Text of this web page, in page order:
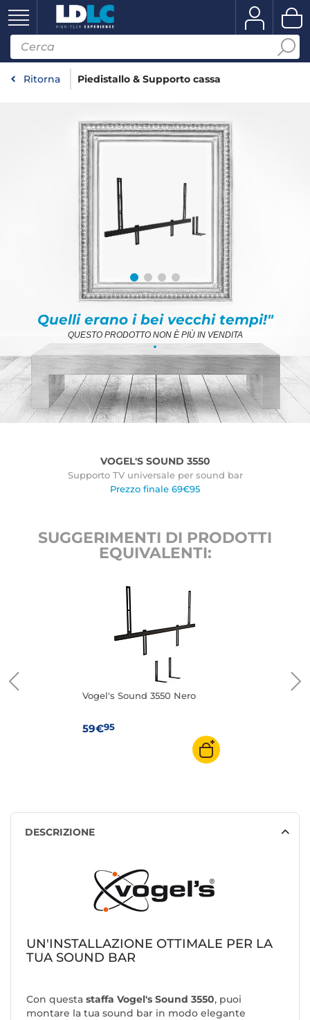
Ritorna Piedistallo & Supporto cassa
Quelli erano i bei vecchi tempi!"
QUESTO PRODOTTO NON È PIÙ IN VENDITA
.
VOGEL'S SOUND 3550
Supporto TV universale per sound bar
Prezzo finale 69€95
SUGGERIMENTI DI PRODOTTI
EQUIVALENTI:
Vogel's Sound 3550 Nero
59€95
DESCRIZIONE
UN'INSTALLAZIONE OTTIMALE PER LA
TUA SOUND BAR
Con questa staffa Vogel's Sound 3550, puoi
montare la tua sound bar in modo elegante